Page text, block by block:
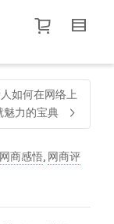
价格介于
如何在网络上
魅力的宝典
网商感悟, 网商评